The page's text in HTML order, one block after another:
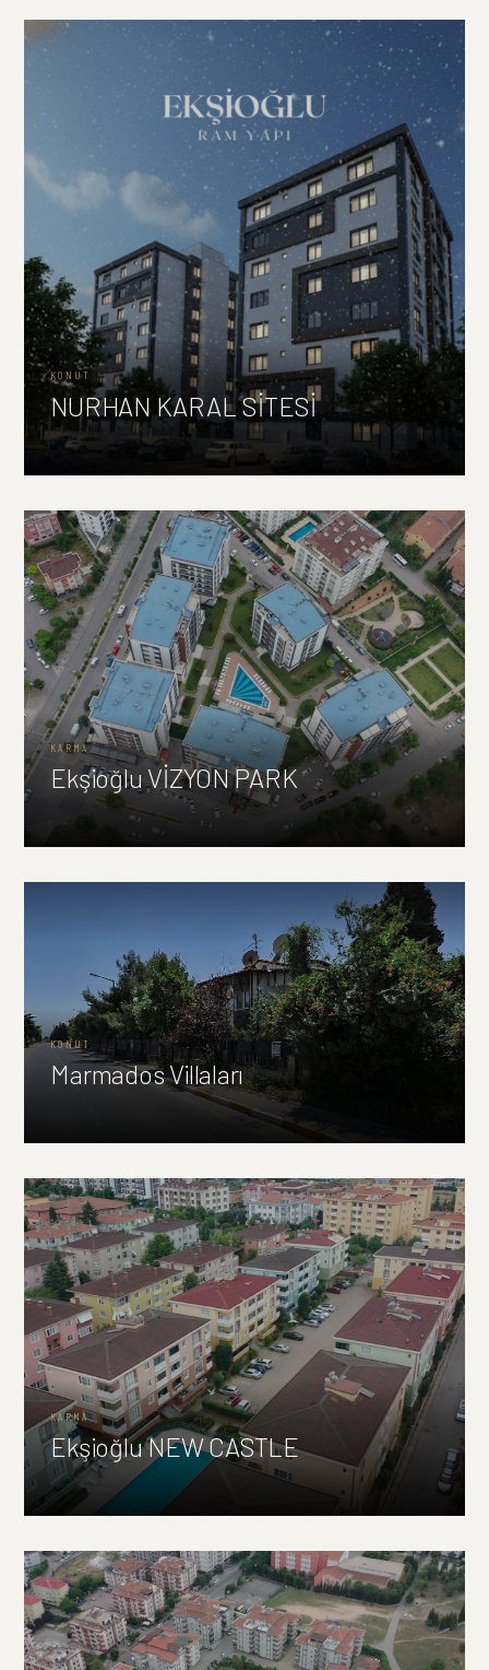
KONUT
NURHAN KARAL SİTESİ
KARMA
Ekşioğlu VİZYON PARK
KONUT
Marmados Villaları
KARMA
Ekşioğlu NEW CASTLE